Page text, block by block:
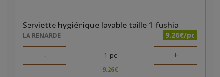
Serviette hygiénique lavable taille 1 fushia
LA RENARDE 9.26€/pc
- 1 pc +
9.26€